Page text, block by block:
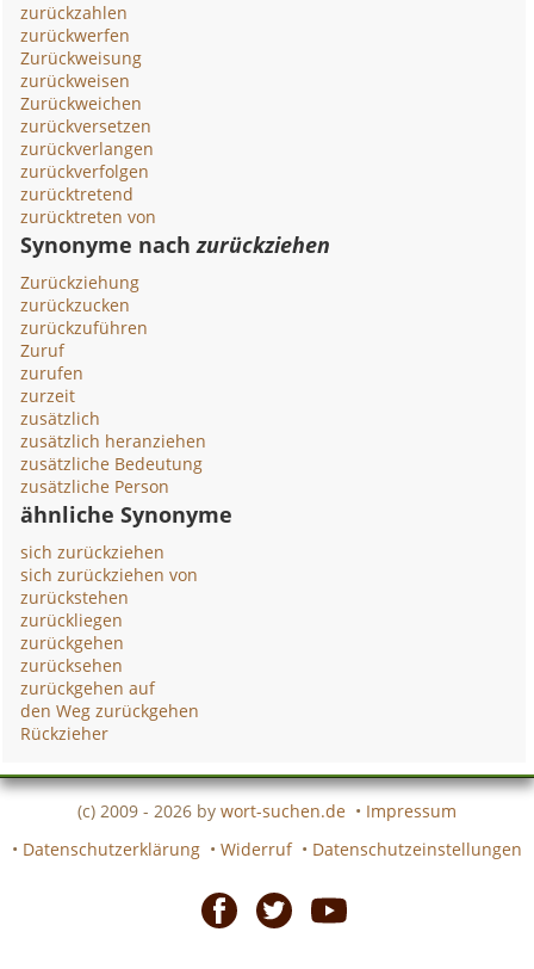
zurückzahlen
zurückwerfen
Zurückweisung
zurückweisen
Zurückweichen
zurückversetzen
zurückverlangen
zurückverfolgen
zurücktretend
zurücktreten von
Synonyme nachzurückziehen
Zurückziehung
zurückzucken
zurückzuführen
Zuruf
zurufen
zurzeit
zusätzlich
zusätzlich heranziehen
zusätzliche Bedeutung
zusätzliche Person
ähnliche Synonyme
sich zurückziehen
sich zurückziehen von
zurückstehen
zurückliegen
zurückgehen
zurücksehen
zurückgehen auf
den Weg zurückgehen
Rückzieher
(c) 2009 - 2026 by wort-suchen.de • Impressum
• Datenschutzerklärung • Widerruf • Datenschutzeinstellungen